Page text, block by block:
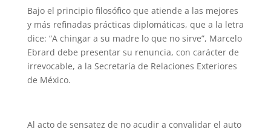
Bajo el principio filosófico que atiende a las mejores
y más refinadas prácticas diplomáticas, que a la letra
dice: “A chingar a su madre lo que no sirve”, Marcelo
Ebrard debe presentar su renuncia, con carácter de
irrevocable, a la Secretaría de Relaciones Exteriores
de México.
Al acto de sensatez de no acudir a convalidar el auto